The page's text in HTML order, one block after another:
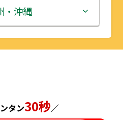
田県
形県
玉県
葉県
川県
井県
賀県
都府
取県
根県
・沖縄
岡県
タン30秒／